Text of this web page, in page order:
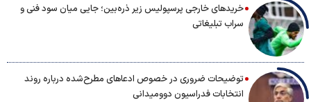
خریدهای خارجی پرسپولیس زیر ذره‌بین؛ جایی میان سود فنی و
سراب تبلیغاتی
توضیحات ضروری در خصوص ادعاهای مطرح‌شده درباره روند
انتخابات فدراسیون دوومیدانی